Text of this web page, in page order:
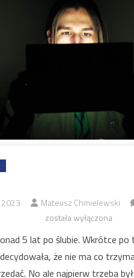
Mateusz Chmielewski
została wyłączona
5 lat po ślubie. Wkrótce
że nie ma co
No ale najpierw trzeba